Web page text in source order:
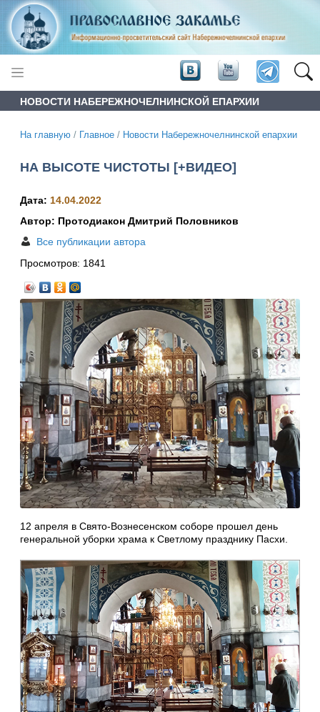
НОВОСТИ НАБЕРЕЖНОЧЕЛНИНСКОЙ ЕПАРХИИ
На главную / Главное / Новости Набережночелнинской епархии
НА ВЫСОТЕ ЧИСТОТЫ [+ВИДЕО]
Дата: 14.04.2022
Автор: Протодиакон Дмитрий Половников
Все публикации автора
Просмотров: 1841
12 апреля в Свято-Вознесенском соборе прошел день
генеральной уборки храма к Светлому празднику Пасхи.